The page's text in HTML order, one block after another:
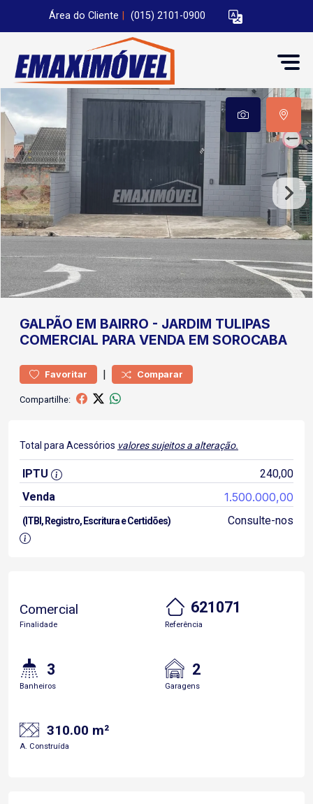
Área do Cliente (015) 2101-0900
GALPÃO EM BAIRRO - JARDIM TULIPAS
COMERCIAL PARA VENDA EM SOROCABA
Favoritar | Comparar
Compartilhe:
Total para Acessórios valores sujeitos a alteração.
IPTU
240,00
Venda
1.500.000,00
(ITBI, Registro, Escritura e Certidões) Consulte-nos
Comercial
Finalidade
621071
Referência
3
Banheiros
2
Garagens
310.00 m²
A. Construída